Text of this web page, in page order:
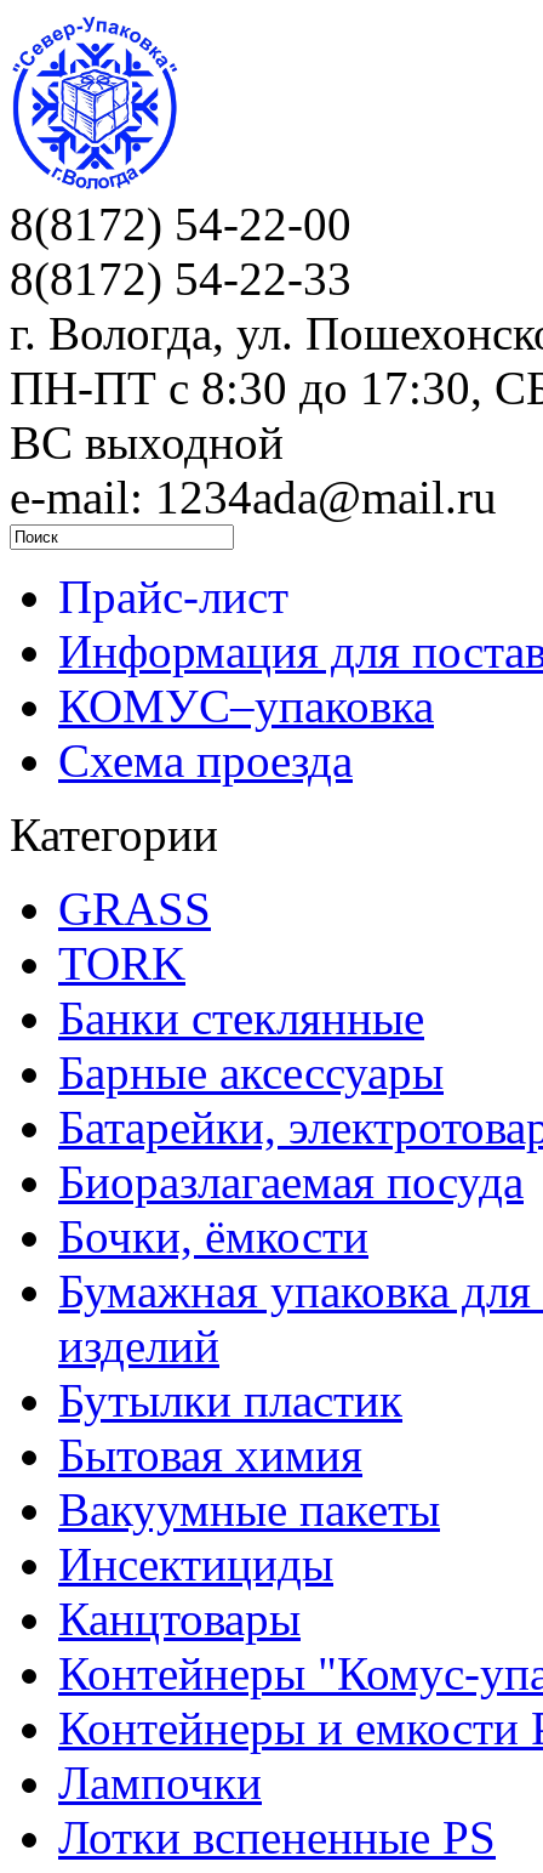
8(8172) 54-22-00
8(8172) 54-22-33
г. Вологда, ул.
ПН-ПТ c 8:30 до 17:30,
ВС выходной
e-mail: 1234ada@mail.ru
Прайс-лист
Информация для
КОМУС–упаковка
Схема проезда
Категории
GRASS
TORK
Банки стеклянные
Барные аксессуары
Батарейки,
Биоразлагаемая посуда
Бочки, ёмкости
Бумажная упаковка
изделий
Бутылки пластик
Бытовая химия
Вакуумные пакеты
Инсектициды
Канцтовары
Контейнеры "Комус-
Контейнеры и емкости
Лампочки
Лотки вспененные PS